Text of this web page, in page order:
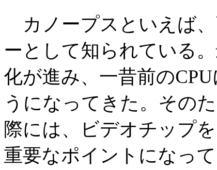
カノープスといえば
ーとして知られている
化が進み、一昔前の
うになってきた。その
際には、ビデオチップ
重要なポイントになっ